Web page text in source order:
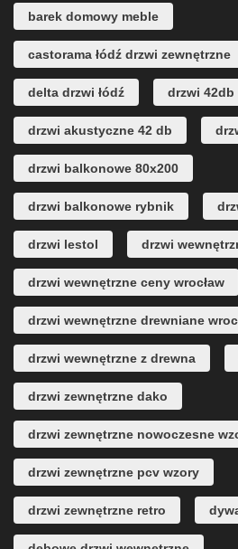
barek domowy meble
castorama łódź drzwi zewnętrzne
delta drzwi łódź drzwi 42db
drzwi akustyczne 42 db
drzwi balkonowe 80x200
drzwi balkonowe rybnik
drzwi lestol drzwi
drzwi wewnętrzne ceny wrocław
drzwi wewnętrzne drewniane
drzwi wewnętrzne z drewna
drzwi zewnętrzne dako
drzwi zewnętrzne nowoczesne
drzwi zewnętrzne pcv wzory
drzwi zewnętrzne retro